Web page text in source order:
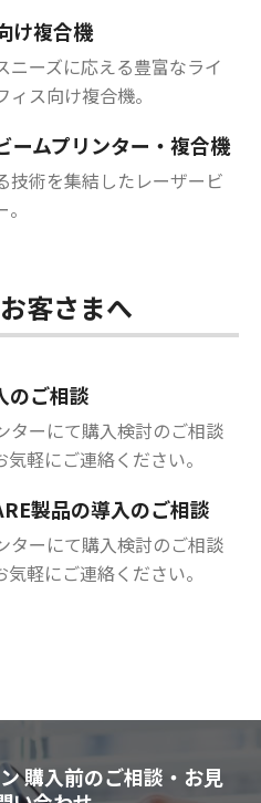
け複合機
ニーズに応える豊富なライ
ス向け複合機。
ームプリンター・複合機
技術を集結したレーザービ
客さまへ
のご相談
ターにて購入検討のご相談
気軽にご連絡ください。
製品の導入のご相談
ターにて購入検討のご相談
気軽にご連絡ください。
購入前のご相談・お見